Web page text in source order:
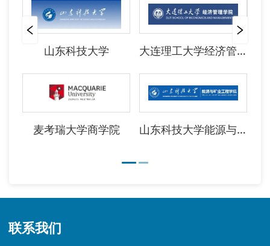
理、产业治理等前沿议题，着力推动数智技术与管
理理论、产业实践的深度融合。
业专家不吝赐稿、莅临参会，共同探讨数字智能时
代产业高质量发展的新趋势、新问题与新机遇。
山东科技大学 大连理工大学经济管理学院
麦考瑞大学商学院 山东科技大学能源与矿业工程学院
联系我们